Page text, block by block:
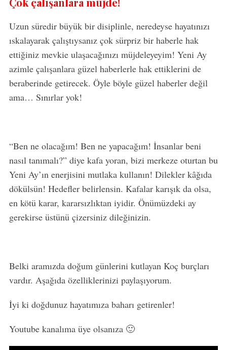
Uzun süredir büyük bir disiplinle, neredeyse hayatınızı
ıskalayarak çalıştıysanız çok sürpriz bir haberle hak
ettiğiniz mevkie ulaşacağınızı müjdeleyeyim! Yeni Ay
azimle çalışanlara güzel haberlerle hak ettiklerini de
beraberinde getirecek. Öyle böyle güzel haberler değil
ama… Sınırlar yok!
“Ben ne olacağım! Ben ne yapacağım! İnsanlar beni
nasıl tanımalı?” diye kafa yoran, bizi merkeze oturtan bu
Yeni Ay’ın enerjisini mutlaka kullanın! Dilekler kâğıda
dökülsün! Hedefler belirlensin. Kafalar karışık da olsa,
en kötü karar, kararsızlıktan iyidir. Önümüzdeki ay
gerekirse üstünü çizersiniz dileğinizin.
Belki aramızda doğum günlerini kutlayan Koç burçları
vardır. Aşağıda özelliklerinizi paylaşıyorum.
İyi ki doğdunuz hayatımıza baharı getirenler!
Youtube kanalıma üye olsanıza 🙂
r
c
o
r
: